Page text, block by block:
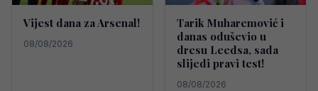
Vijest dana za Arsenal!
08/08/2026
Tarik Muharemović i
danas oduševio u
dresu Leedsa, sada
slijedi pravi test!
08/08/2026